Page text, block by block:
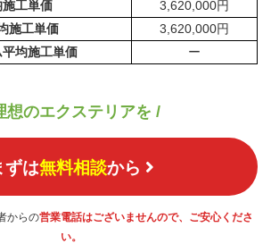
工単価
3,620,000円
施工単価
3,620,000円
平均施工単価
ー
想のエクステリアを /
ずは無料相談から
からの営業電話はございませんので、ご安心くださ
い。